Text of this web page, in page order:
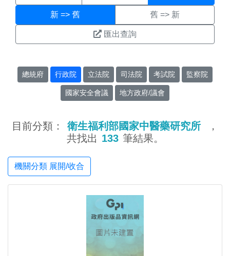
新 => 舊 舊 => 新
匯出查詢
總統府 行政院 立法院 司法院 考試院 監察院
國家安全會議 地方政府/議會
目前分類： 衛生福利部國家中醫藥研究所
，
共找出 133 筆結果。
機關分類 展開/收合